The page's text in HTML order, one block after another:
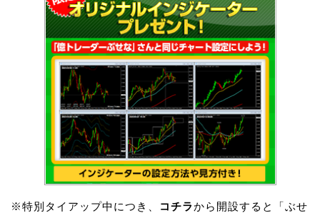
※特別タイアップ中につき、 コチラから開設すると「ぶせ